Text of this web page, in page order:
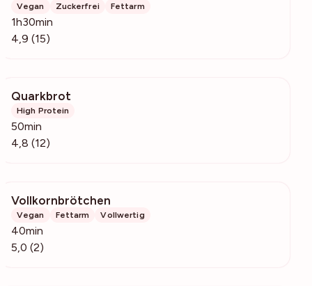
Vegan Zuckerfrei Fettarm
1h30min
4,9 (15)
Quarkbrot
High Protein
50min
4,8 (12)
Vollkornbrötchen
Vegan Fettarm Vollwertig
40min
5,0 (2)